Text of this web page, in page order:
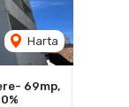
Harta
69mp,